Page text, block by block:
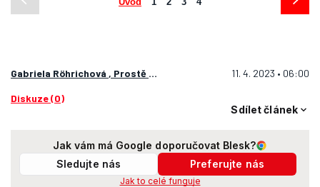
Gabriela Röhrichová , Prostě fenomén 11. 4. 2023 • 06:00
Diskuze (0)
Sdílet článek
Jak vám má Google doporučovat Blesk?
Sledujte nás
Preferujte nás
Jak to celé funguje